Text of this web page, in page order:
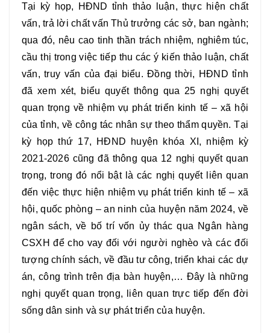
Tại kỳ họp, HĐND tỉnh thảo luận, thực hiện chất
vấn, trả lời chất vấn Thủ trưởng các sở, ban ngành;
qua đó, nêu cao tinh thần trách nhiệm, nghiêm túc,
cầu thị trong việc tiếp thu các ý kiến thảo luận, chất
vấn, truy vấn của đại biểu. Đồng thời, HĐND tỉnh
đã xem xét, biểu quyết thông qua 25 nghị quyết
quan trọng về nhiệm vụ phát triển kinh tế – xã hội
của tỉnh, về công tác nhân sự theo thẩm quyền. Tại
kỳ họp thứ 17, HĐND huyện khóa XI, nhiệm kỳ
2021-2026 cũng đã thông qua 12 nghị quyết quan
trọng, trong đó nổi bật là các nghị quyết liên quan
đến việc thực hiện nhiệm vụ phát triển kinh tế – xã
hội, quốc phòng – an ninh của huyện năm 2024, về
ngân sách, về bố trí vốn ủy thác qua Ngân hàng
CSXH để cho vay đối với người nghèo và các đối
tượng chính sách, về đầu tư công, triển khai các dự
án, công trình trên địa bàn huyện,… Đây là những
nghị quyết quan trọng, liên quan trực tiếp đến đời
sống dân sinh và sự phát triển của huyện.